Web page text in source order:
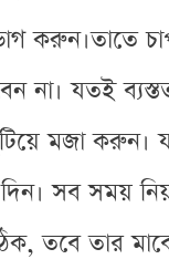
করুন।তাতে
না। যতই
মজা করুন।
সব সময়
তবে তার